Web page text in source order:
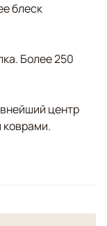
блеск
Более 250
центр
коврами.